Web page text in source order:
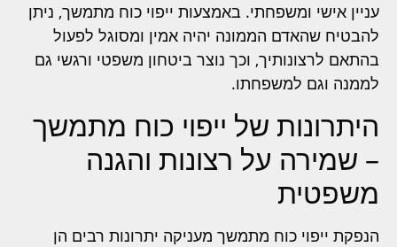
עניין אישי ומשפחתי. באמצעות ייפוי כוח מתמשך, ניתן
להבטיח שהאדם הממונה יהיה אמין ומסוגל לפעול
בהתאם לרצונותיך, וכך נוצר ביטחון משפטי ורגשי גם
לממנה וגם למשפחתו.
היתרונות של ייפוי כוח מתמשך
– שמירה על רצונות והגנה
משפטית
הנפקת ייפוי כוח מתמשך מעניקה יתרונות רבים הן